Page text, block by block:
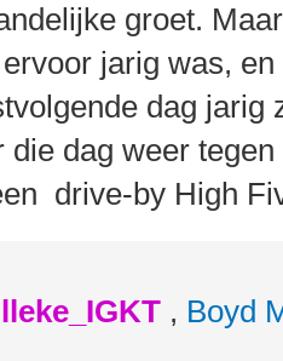
groet.
jarig was,
dag jarig
die dag weer
drive-by High
, Boyd